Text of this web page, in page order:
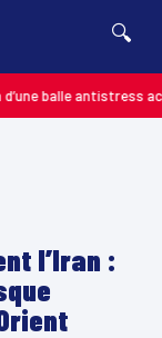
🔍
antistress achetée
l’Iran :